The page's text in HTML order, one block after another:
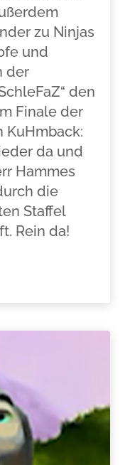
zu Ninjas
und
der
den
Finale der
KuHmback:
da und
Hammes
die
Staffel
Rein da!